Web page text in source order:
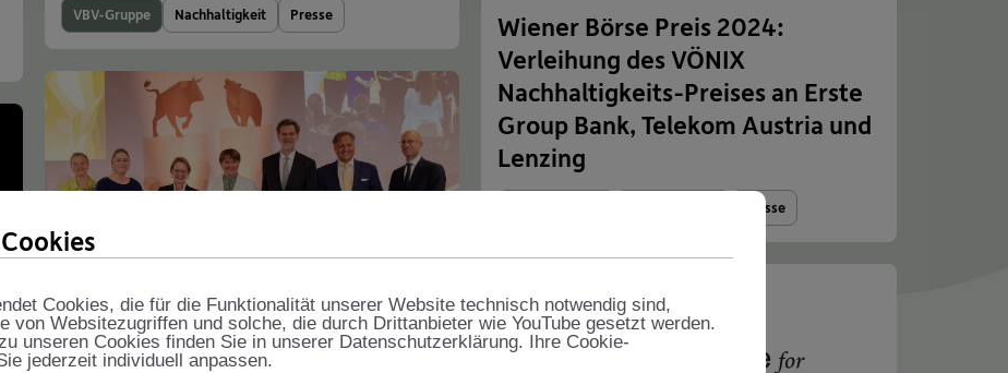
VBV-Gruppe Nachhaltigkeit Presse
Wiener Börse Preis 2024:
Verleihung des VÖNIX
Nachhaltigkeits-Preises an Erste
Group Bank, Telekom Austria und
Lenzing
Presse
Wiener Börse Preis 2023:
Cookies, die für die Funktionalität unserer Website technisch notwendig sind,
von Websitezugriffen und solche, die durch Drittanbieter wie YouTube gesetzt werden.
unseren Cookies finden Sie in unserer Datenschutzerklärung. Ihre Cookie-
jederzeit individuell anpassen.